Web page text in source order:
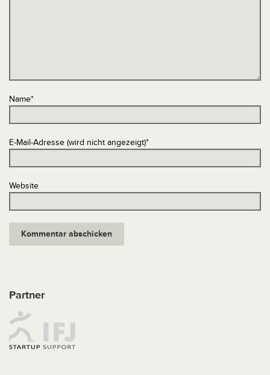
Name*
E-Mail-Adresse (wird nicht angezeigt)*
Website
Partner